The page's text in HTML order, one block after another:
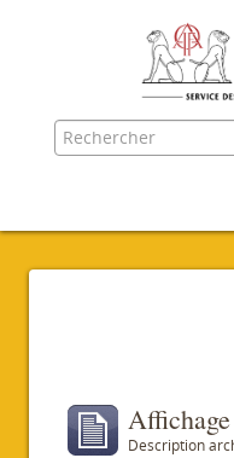
Description